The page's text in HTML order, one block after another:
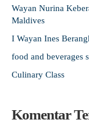
Wayan Nurina
Maldives
I Wayan Ines
food and beverages
Culinary Class
Komentar